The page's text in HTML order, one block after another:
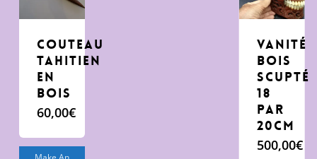
Couteau
Tahitien
en
bois
60,00€
Vanité
bois
scupté
18
par
20cm
500,00€